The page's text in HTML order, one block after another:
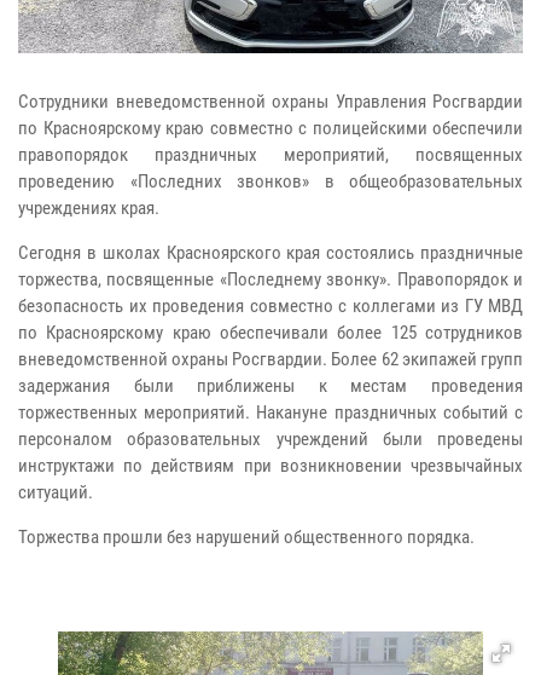
Сотрудники вневедомственной охраны Управления Росгвардии
по Красноярскому краю совместно с полицейскими обеспечили
правопорядок праздничных мероприятий, посвященных
проведению «Последних звонков» в общеобразовательных
учреждениях края.
Сегодня в школах Красноярского края состоялись праздничные
торжества, посвященные «Последнему звонку». Правопорядок и
безопасность их проведения совместно с коллегами из ГУ МВД
по Красноярскому краю обеспечивали более 125 сотрудников
вневедомственной охраны Росгвардии. Более 62 экипажей групп
задержания были приближены к местам проведения
торжественных мероприятий. Накануне праздничных событий с
персоналом образовательных учреждений были проведены
инструктажи по действиям при возникновении чрезвычайных
ситуаций.
Торжества прошли без нарушений общественного порядка.